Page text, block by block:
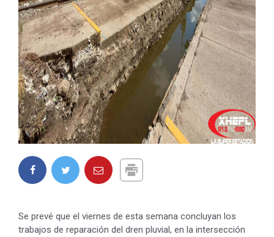
Se prevé que el viernes de esta semana concluyan los
trabajos de reparación del dren pluvial, en la intersección